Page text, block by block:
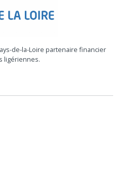
de-la-Loire partenaire financier
ligériennes.